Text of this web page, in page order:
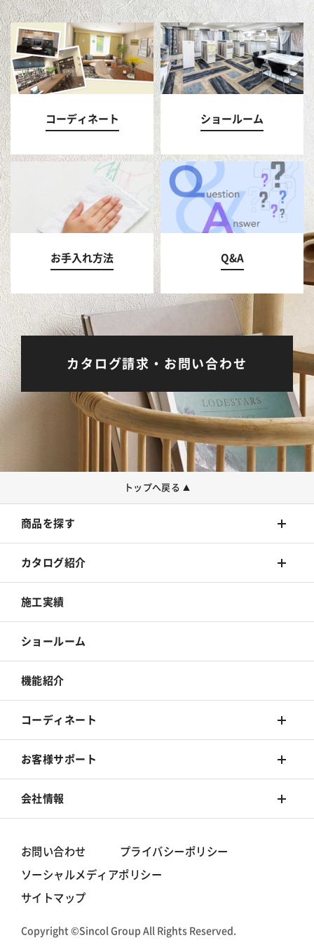
コーディネート ショールーム
お手入れ方法 Q&A
カタログ請求・お問い合わせ
トップへ戻る ▲
商品を探す
壁装材
カーテン
床材
カーペット
椅子張
カタログ紹介
壁装材
カーテン
床材
カーペット
椅子張
旧カタログ
施工実績
ショールーム
機能紹介
コーディネート
着せ替えシミュレーション
コーディネート集
お客様サポート
Q&A
動画一覧
会社情報
グループ情報/体制
お問い合わせ プライバシーポリシー
ソーシャルメディアポリシー
サイトマップ
Copyright ©Sincol Group All Rights Reserved.